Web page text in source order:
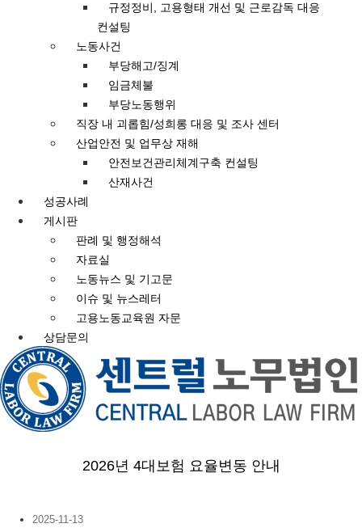
규정정비, 고용형태 개선 및 근로감독 대응
컨설팅
노동사건
부당해고/징계
임금체불
부당노동행위
직장 내 괴롭힘/성희롱 대응 및 조사 센터
산업안전 및 업무상 재해
안전보건관리체계구축 컨설팅
산재사건
성공사례
게시판
판례 및 행정해석
자료실
노동뉴스 및 기고문
이슈 및 뉴스레터
고용노동교육원 자문
상담문의
2026년 4대보험 요율변동 안내
2025-11-13